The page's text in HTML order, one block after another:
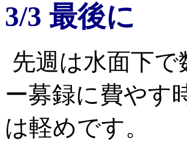
3/3 最後に
先週は水面下
ー募録に費やす
は軽めです。